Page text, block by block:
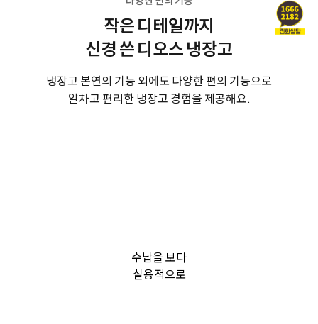
작은 디테일까지
신경 쓴 디오스 냉장고
냉장고 본연의 기능 외에도 다양한 편의 기능으로
알차고 편리한 냉장고 경험을 제공해요.
수납을 보다
실용적으로